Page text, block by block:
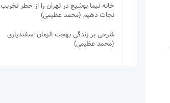
خانه نیما یوشیج در تهران را از خطر تخریب
نجات دهیم (محمد عظیمی)
شرحی بر زندگی بهجت الزمان اسفندیاری
(محمد عظیمی)